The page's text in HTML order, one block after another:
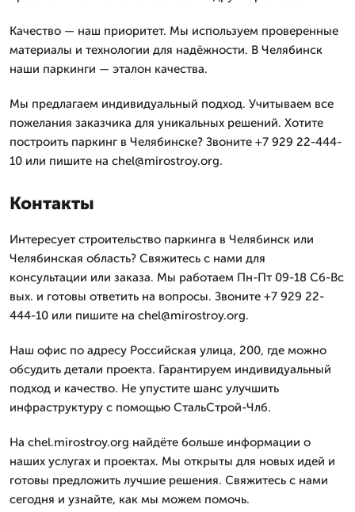
Качество — наш приоритет. Мы используем проверенные
материалы и технологии для надёжности. В Челябинск
наши паркинги — эталон качества.
Мы предлагаем индивидуальный подход. Учитываем все
пожелания заказчика для уникальных решений. Хотите
построить паркинг в Челябинске? Звоните +7 929 22-444-
10 или пишите на chel@mirostroy.org.
Контакты
Интересует строительство паркинга в Челябинск или
Челябинская область? Свяжитесь с нами для
консультации или заказа. Мы работаем Пн-Пт 09-18 Сб-Вс
вых. и готовы ответить на вопросы. Звоните +7 929 22-
444-10 или пишите на chel@mirostroy.org.
Наш офис по адресу Российская улица, 200, где можно
обсудить детали проекта. Гарантируем индивидуальный
подход и качество. Не упустите шанс улучшить
инфраструктуру с помощью СтальСтрой-Члб.
На chel.mirostroy.org найдёте больше информации о
наших услугах и проектах. Мы открыты для новых идей и
готовы предложить лучшие решения. Свяжитесь с нами
сегодня и узнайте, как мы можем помочь.